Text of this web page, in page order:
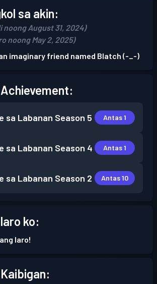
sa akin:
noong August 31, 2024)
noong May 2, 2025)
imaginary friend named Blatch (-_-)
sa Labanan Season 5 Antas 1
sa Labanan Season 4 Antas 1
sa Labanan Season 2 Antas 10
ko:
laro!